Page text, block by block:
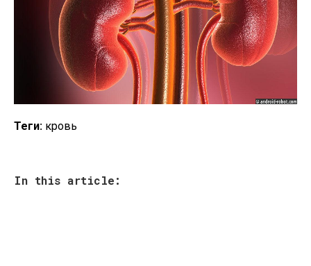
Теги: кровь
In this article: